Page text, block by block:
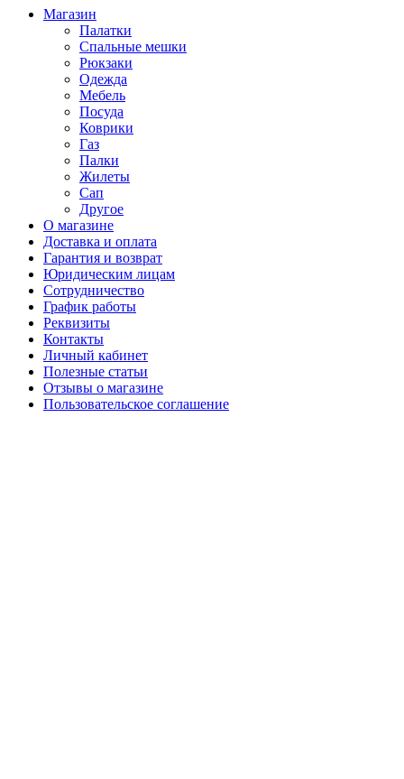
Магазин
Палатки
Спальные мешки
Рюкзаки
Одежда
Мебель
Посуда
Коврики
Газ
Палки
Жилеты
Сап
Другое
О магазине
Доставка и оплата
Гарантия и возврат
Юридическим лицам
Сотрудничество
График работы
Реквизиты
Контакты
Личный кабинет
Полезные статьи
Отзывы о магазине
Пользовательское соглашение